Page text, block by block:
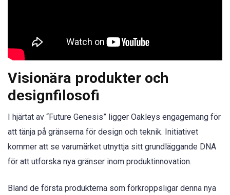
Visionära produkter och
designfilosofi
I hjärtat av “Future Genesis” ligger Oakleys engagemang för
att tänja på gränserna för design och teknik. Initiativet
kommer att se varumärket utnyttja sitt grundläggande DNA
för att utforska nya gränser inom produktinnovation.
Bland de första produkterna som förkroppsligar denna nya